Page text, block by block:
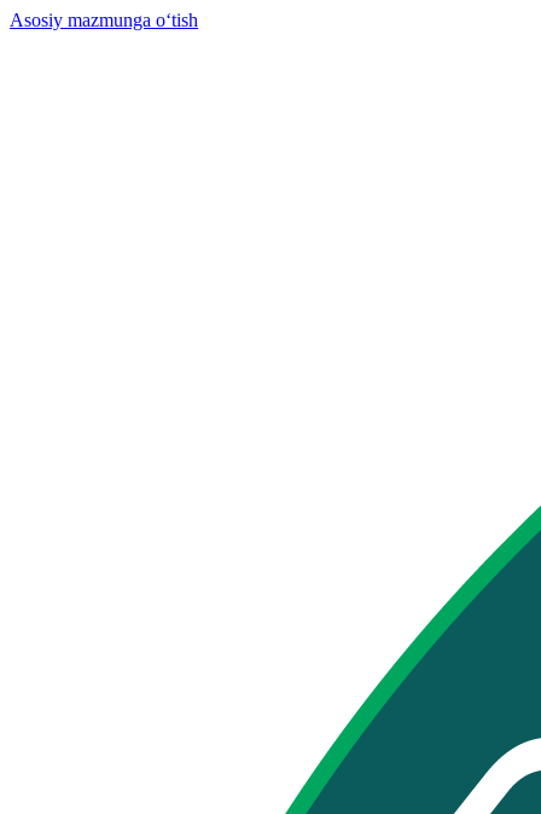
Asosiy mazmunga o‘tish